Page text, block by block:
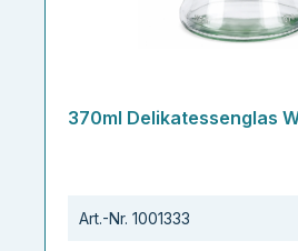
370ml Delikatessenglas
Art.-Nr. 1001333